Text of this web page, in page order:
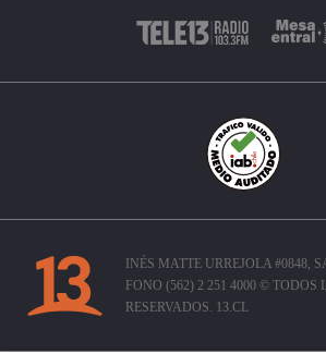
INÉS MATTE URREJOLA #0848,
FONO (562) 2 251 4000 © TODOS
RESERVADOS. 13.CL